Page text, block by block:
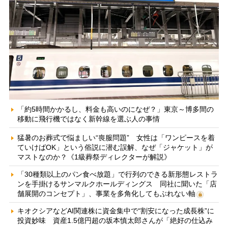
「約5時間かかるし、料金も高いのになぜ？」東京～博多間の
移動に飛行機ではなく新幹線を選ぶ人の事情
猛暑のお葬式で悩ましい“喪服問題” 女性は「ワンピースを着
ていけばOK」という俗説に潜む誤解、なぜ「ジャケット」が
マストなのか？《1級葬祭ディレクターが解説》
「30種類以上のパン食べ放題」で行列のできる新形態レストラ
ンを手掛けるサンマルクホールディングス 同社に聞いた「店
舗展開のコンセプト」、事業を多角化してもぶれない軸
キオクシアなどAI関連株に資金集中で“割安になった成長株”に
投資妙味 資産1.5億円超の坂本慎太郎さんが「絶好の仕込み